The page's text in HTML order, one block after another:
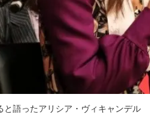
と語ったアリシア・ヴィキャンデル